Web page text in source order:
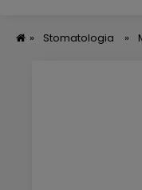
» Stomatologia »